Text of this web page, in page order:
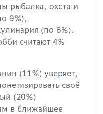
рыбалка, охота и
9%),
(по 8%).
считают 4%
(11%) уверяет,
своё
(20%)
в ближайшее